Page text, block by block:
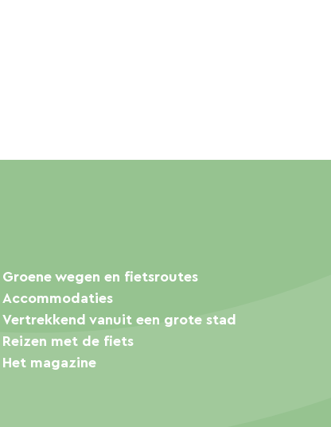
Groene wegen en fietsroutes
Accommodaties
Vertrekkend vanuit een grote stad
Reizen met de fiets
Het magazine